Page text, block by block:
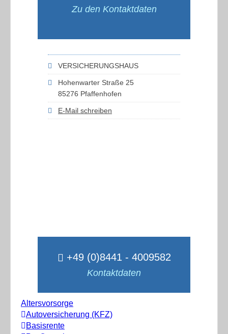
Zu den Kontaktdaten
VERSICHERUNGSHAUS
Hohenwarter Straße 25
85276 Pfaffenhofen
E-Mail schreiben
+49 (0)8441 - 4009582
Kontaktdaten
Altersvorsorge
Autoversicherung (KFZ)
Basisrente